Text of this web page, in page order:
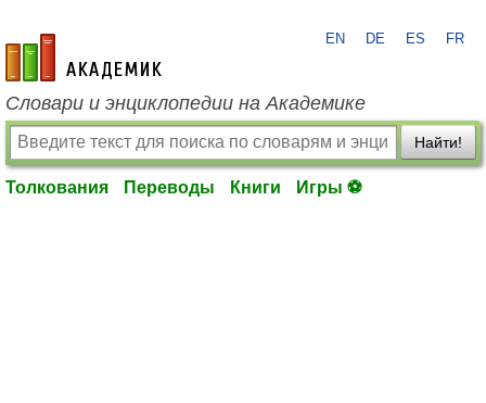
academic.ru
EN DE ES FR
Словари и энциклопедии на Академике
Найти!
Толкования Переводы Книги Игры ⚽